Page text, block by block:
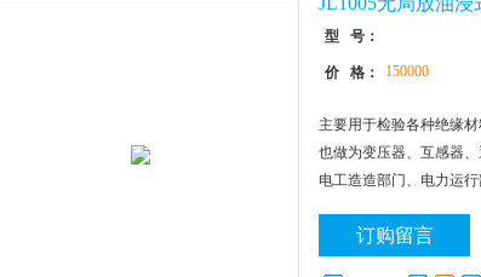
型 号：
价 格： 150000
主要用于检验各种绝缘
也做为变压器、互感器
电工造造部门、电力运
订购留言